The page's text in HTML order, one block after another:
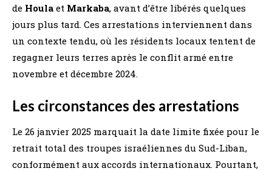
de Houla et Markaba, avant d’être libérés quelques
jours plus tard. Ces arrestations interviennent dans
un contexte tendu, où les résidents locaux tentent de
regagner leurs terres après le conflit armé entre
novembre et décembre 2024.
Les circonstances des arrestations
Le 26 janvier 2025 marquait la date limite fixée pour le
retrait total des troupes israéliennes du Sud-Liban,
conformément aux accords internationaux. Pourtant,